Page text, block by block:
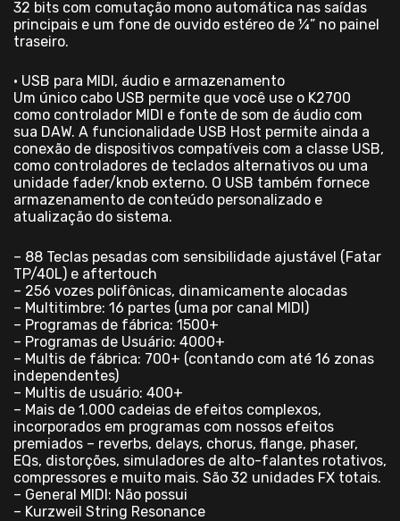
32 bits com comutação mono automática nas saídas
principais e um fone de ouvido estéreo de ¼” no painel
traseiro.
• USB para MIDI, áudio e armazenamento
Um único cabo USB permite que você use o K2700
como controlador MIDI e fonte de som de áudio com
sua DAW. A funcionalidade USB Host permite ainda a
conexão de dispositivos compatíveis com a classe USB,
como controladores de teclados alternativos ou uma
unidade fader/knob externo. O USB também fornece
armazenamento de conteúdo personalizado e
atualização do sistema.
– 88 Teclas pesadas com sensibilidade ajustável (Fatar
TP/40L) e aftertouch
– 256 vozes polifônicas, dinamicamente alocadas
– Multitimbre: 16 partes (uma por canal MIDI)
– Programas de fábrica: 1500+
– Programas de Usuário: 4000+
– Multis de fábrica: 700+ (contando com até 16 zonas
independentes)
– Multis de usuário: 400+
– Mais de 1.000 cadeias de efeitos complexos,
incorporados em programas com nossos efeitos
premiados – reverbs, delays, chorus, flange, phaser,
EQs, distorções, simuladores de alto-falantes rotativos,
compressores e muito mais. São 32 unidades FX totais.
– General MIDI: Não possui
– Kurzweil String Resonance